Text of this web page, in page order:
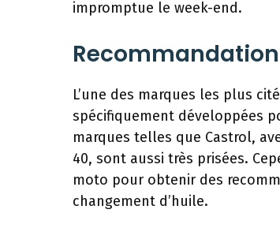
impromptue le week-end.
L’une des marques les plus
spécifiquement développées
marques telles que Castrol,
40, sont aussi très prisées.
moto pour obtenir des
changement d’huile.